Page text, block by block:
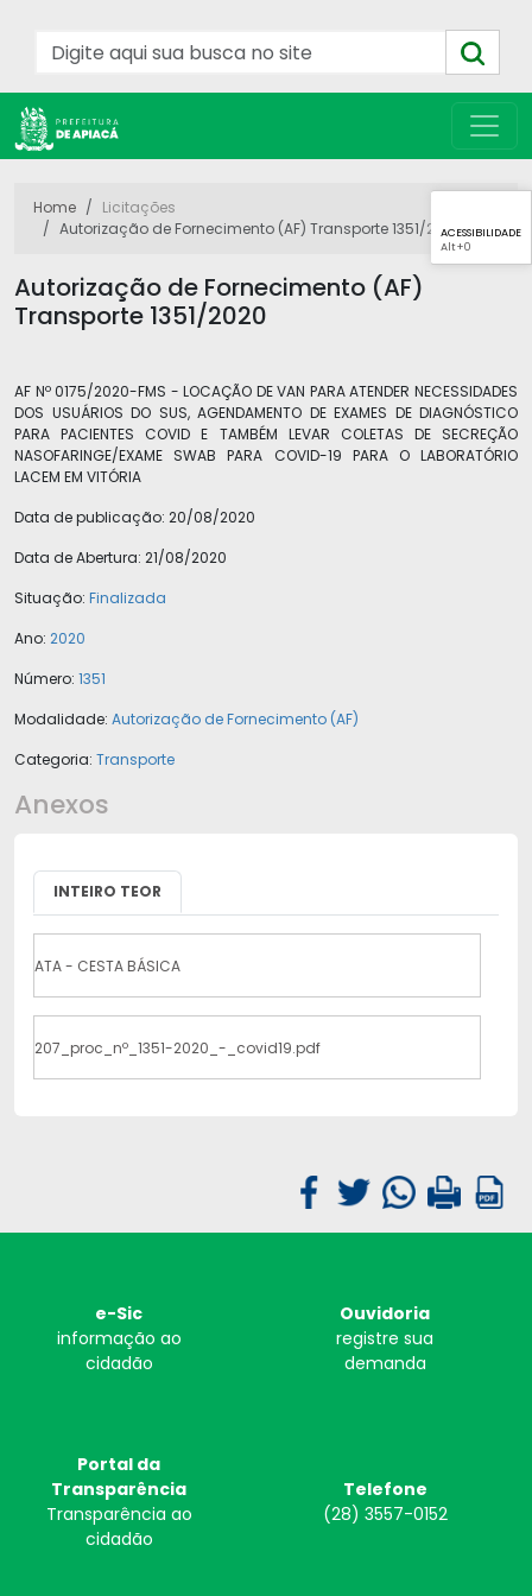
ACESSIBILIDADE
Alt+0
Home
Licitações
Autorização de Fornecimento (AF) Transporte 1351/2020
Autorização de Fornecimento (AF)
Transporte 1351/2020
AF Nº 0175/2020-FMS - LOCAÇÃO DE VAN PARA ATENDER NECESSIDADES
DOS USUÁRIOS DO SUS, AGENDAMENTO DE EXAMES DE DIAGNÓSTICO
PARA PACIENTES COVID E TAMBÉM LEVAR COLETAS DE SECREÇÃO
NASOFARINGE/EXAME SWAB PARA COVID-19 PARA O LABORATÓRIO
LACEM EM VITÓRIA
Data de publicação: 20/08/2020
Data de Abertura: 21/08/2020
Situação: Finalizada
Ano: 2020
Número: 1351
Modalidade: Autorização de Fornecimento (AF)
Categoria: Transporte
Anexos
INTEIRO TEOR
ATA - CESTA BÁSICA
207_proc_nº_1351-2020_-_covid19.pdf
e-Sic
informação ao
cidadão
Ouvidoria
registre sua
demanda
Portal da
Transparência
Transparência ao
cidadão
Telefone
(28) 3557-0152